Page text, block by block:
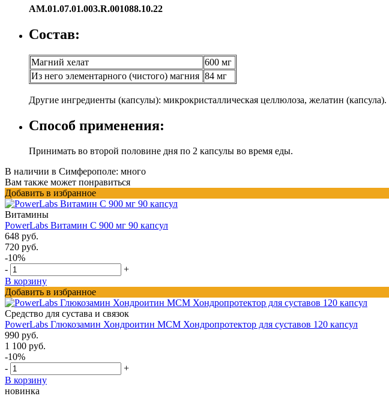
AM.01.07.01.003.R.001088.10.22
Состав:
Магний хелат
600 мг
Из него элементарного (чистого) магния 84 мг
Другие ингредиенты (капсулы): микрокристаллическая целлюлоза, желатин (капсула).
Способ применения:
Принимать во второй половине дня по 2 капсулы во время еды.
В наличии в Симферополе: много
Вам также может понравиться
Добавить в избранное
Витамины
PowerLabs Витамин С 900 мг 90 капсул
648 руб.
720 руб.
-10%
-
+
В корзину
Добавить в избранное
Средство для сустава и связок
PowerLabs Глюкозамин Хондроитин МСМ Хондропротектор для суставов 120 капсул
990 руб.
1 100 руб.
-10%
-
+
В корзину
новинка